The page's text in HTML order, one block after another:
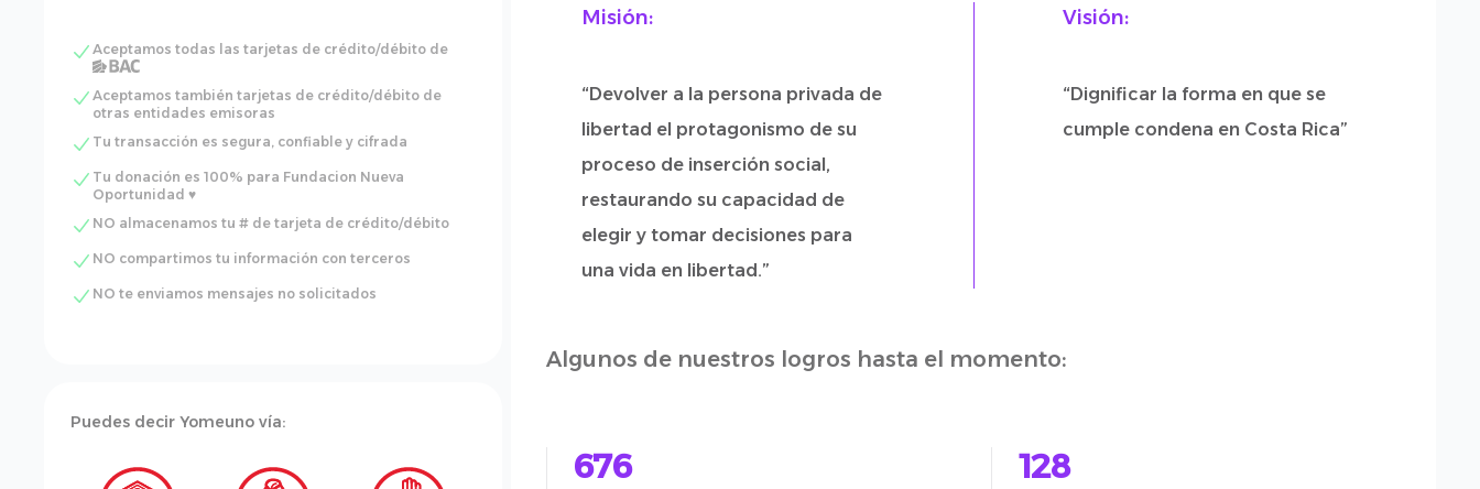
Aceptamos todas las tarjetas de crédito/débito de
Aceptamos también tarjetas de crédito/débito de
otras entidades emisoras
Tu transacción es segura, confiable y cifrada
Tu donación es 100% para Fundacion Nueva
Oportunidad ♥
NO almacenamos tu # de tarjeta de crédito/débito
NO compartimos tu información con terceros
NO te enviamos mensajes no solicitados
Puedes decir Yomeuno vía:
Misión:
“Devolver a la persona privada de
libertad el protagonismo de su
proceso de inserción social,
restaurando su capacidad de
elegir y tomar decisiones para
una vida en libertad.”
Visión:
“Dignificar la forma en que se
cumple condena en Costa Rica”
Algunos de nuestros logros hasta el momento:
676 128